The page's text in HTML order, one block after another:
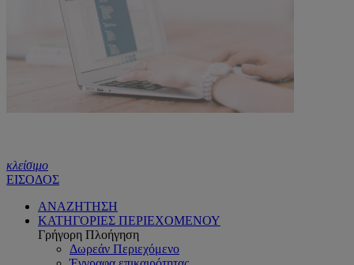
κλείσιμο
ΕΙΣΟΔΟΣ
ΑΝΑΖΗΤΗΣΗ
ΚΑΤΗΓΟΡΙΕΣ ΠΕΡΙΕΧΟΜΕΝΟΥ
Γρήγορη Πλοήγηση
Δωρεάν Περιεχόμενο